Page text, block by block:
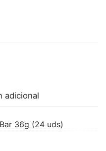
adicional
36g (24 uds)